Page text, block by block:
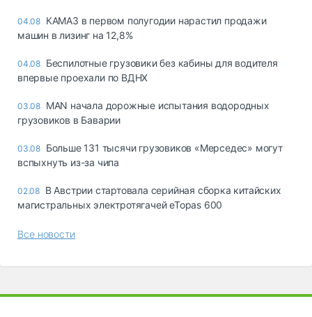
04.08 КАМАЗ в первом полугодии нарастил продажи
машин в лизинг на 12,8%
04.08 Беспилотные грузовики без кабины для водителя
впервые проехали по ВДНХ
03.08 MAN начала дорожные испытания водородных
грузовиков в Баварии
03.08 Больше 131 тысячи грузовиков «Мерседес» могут
вспыхнуть из-за чипа
02.08 В Австрии стартовала серийная сборка китайских
магистральных электротягачей eTopas 600
Все новости